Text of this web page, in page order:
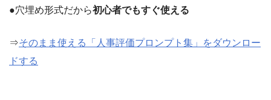
●穴埋め形式だから初心者でもすぐ使える
⇒そのまま使える「人事評価プロンプト集」をダウンロー
ドする